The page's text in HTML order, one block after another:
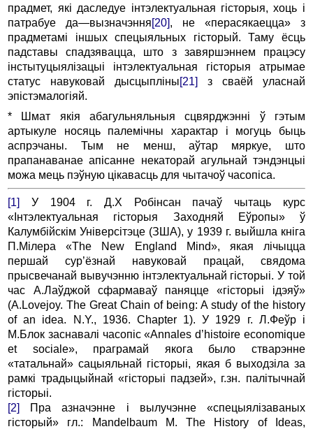
прадмет, які даследуе інтэлектуальная гісторыя, хоць і
патрабуе да—вызначэння[20], не «перасякаецца» з
прадметамі іншых спецыяльных гісторый. Таму ёсць
падставы спадзявацца, што з завяршэннем працэсу
інстытуцыялізацыі інтэлектуальная гісторыя атрымае
статус навуковай дысцыпліны[21]
з сваёй уласнай
эпістэмалогіяй.
* Шмат якія абагульняльныя сцвярджэнні ў гэтым
артыкуле носяць палемічны характар і могуць быць
аспрэчаны. Тым не менш, аўтар мяркуе, што
прапанаванае апісанне некаторай агульнай тэндэнцыі
можа мець пэўную цікавасць для чытачоў часопіса.
[1]
У 1904 г. Д.Х Робінсан пачаў чытаць курс
«Інтэлектуальная гісторыя Заходняй Еўропы» ў
Калумбійскім Універсітэце (ЗША), у 1939 г. выйшла кніга
П.Мілера «The New England Mind», якая лічыцца
першай сур’ёзнай навуковай працай, свядома
прысвечанай вывучэнню інтэлектуальнай гісторыі. У той
час А.Лаўджой сфармаваў паняцце «гісторыі ідэяў»
(A.Lovejoy. The Great Chain of being: A study of the history
of an idea. N.Y., 1936. Chapter 1). У 1929 г. Л.Феўр і
М.Блок заснавалі часопіс «Annales d’histoire economique
et sociale», праграмай якога было стварэнне
«татальнай» сацыяльнай гісторыі, якая б выходзіла за
рамкі традыцыйнай «гісторыі падзей», г.зн. палітычнай
гісторыі.
[2]
Пра азначэнне і вылучэнне «спецыялізаваных
гісторый» гл.: Mandelbaum M. The History of Ideas,